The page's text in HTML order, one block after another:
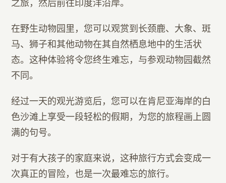
之旅，然后前往印度洋沿岸。
在野生动物园里，您可以观赏到长颈鹿、大象、斑
马、狮子和其他动物在其自然栖息地中的生活状
态。这种体验将令您终生难忘，与参观动物园截然
不同。
经过一天的观光游览后，您可以在肯尼亚海岸的白
色沙滩上享受一段轻松的假期，为您的旅程画上圆
满的句号。
对于有大孩子的家庭来说，这种旅行方式会变成一
次真正的冒险，也是一次最难忘的旅行。